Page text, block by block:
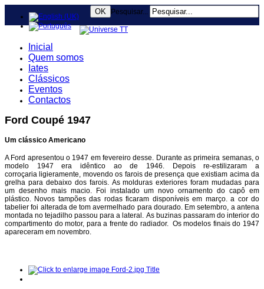
OK Pesquisar...
Inicial
Quem somos
Iates
Clássicos
Eventos
Contactos
Ford Coupé 1947
Um clássico Americano
A Ford apresentou o 1947 em fevereiro desse. Durante as primeira semanas, o
modelo 1947 era idêntico ao de 1946. Depois re-estilizaram a
corroçaria ligieramente, movendo os farois de presença que existiam acima da
grelha para debaixo dos farois. As molduras exteriores foram mudadas para
um desenho mais macio. Foi instalado um novo ornamento do capô em
plástico. Novos tampões das rodas ficaram disponíveis em março. a cor do
tabelier foi alterada de tom avermelhado para dourado. Em setembro, a antena
montada no tejadilho passou para a lateral. As buzinas passaram do interior do
compartimento do motor, para a frente do radiador. Os modelos finais do 1947
apareceram em novembro.
Title